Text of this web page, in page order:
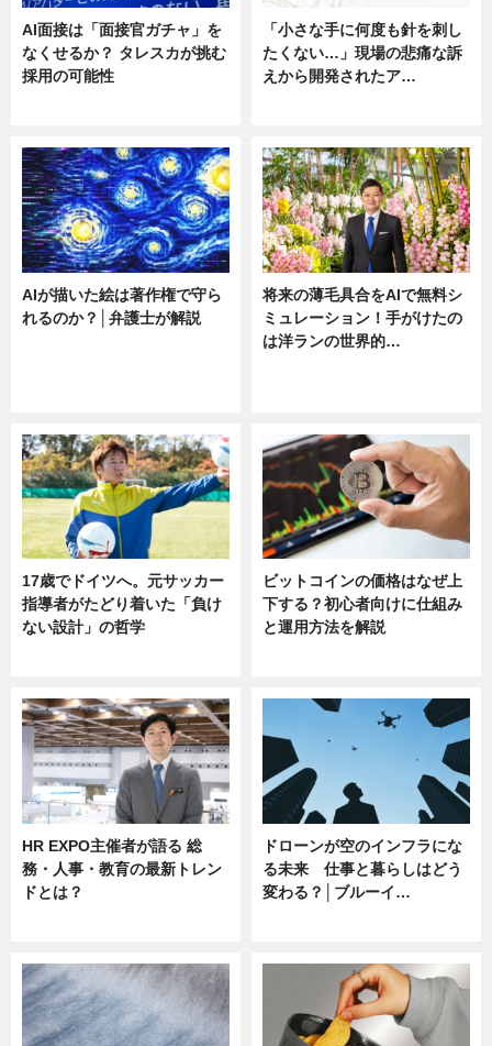
AI面接は「面接官ガチャ」を
なくせるか？ タレスカが挑む
採用の可能性
「小さな手に何度も針を刺し
たくない…」現場の悲痛な訴
えから開発されたア…
AIが描いた絵は著作権で守ら
れるのか？│弁護士が解説
将来の薄毛具合をAIで無料シ
ミュレーション！手がけたの
は洋ランの世界的…
17歳でドイツへ。元サッカー
指導者がたどり着いた「負け
ない設計」の哲学
ビットコインの価格はなぜ上
下する？初心者向けに仕組み
と運用方法を解説
HR EXPO主催者が語る 総
務・人事・教育の最新トレン
ドとは？
ドローンが空のインフラにな
る未来 仕事と暮らしはどう
変わる？│ブルーイ…